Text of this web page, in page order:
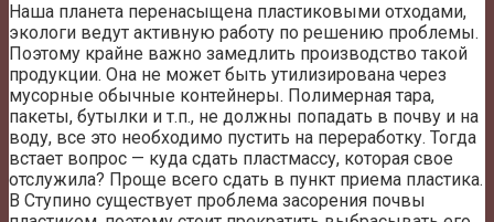
Наша планета перенасыщена пластиковыми отходами,
экологи ведут активную работу по решению проблемы.
Поэтому крайне важно замедлить производство такой
продукции. Она не может быть утилизирована через
мусорные обычные контейнеры. Полимерная тара,
пакеты, бутылки и т.п., не должны попадать в почву и на
воду, все это необходимо пустить на переработку. Тогда
встает вопрос — куда сдать пластмассу, которая свое
отслужила? Проще всего сдать в пункт приема пластика.
В Ступино существует проблема засорения почвы